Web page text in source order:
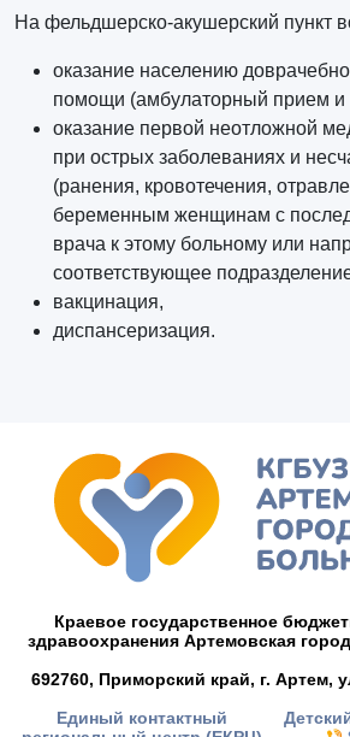
На фельдшерско-акушерский пункт
оказание населению
помощи (амбулаторный прием и
оказание первой неотложной
при острых заболеваниях и
(ранения, кровотечения,
беременным женщинам с
врача к этому больному или
соответствующее
вакцинация,
диспансеризация.
Краевое государственное
здравоохранения Артемовская
692760, Приморский край, г. Артем,
Единый контактный